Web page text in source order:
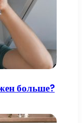
больше?